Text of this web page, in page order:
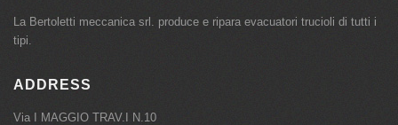
La Bertoletti meccanica srl. produce e ripara evacuatori trucioli di tutti i
tipi.
ADDRESS
Via I MAGGIO TRAV.I N.10